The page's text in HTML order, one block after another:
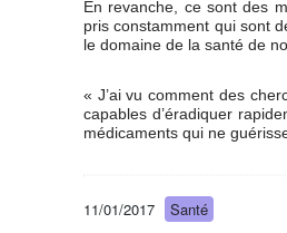
En revanche, ce sont des
pris constamment qui sont
le domaine de la santé de
« J’ai vu comment des
capables d’éradiquer
médicaments qui ne
11/01/2017 Santé